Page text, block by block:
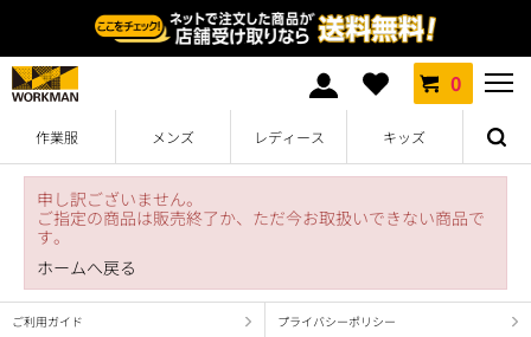
0
作業服 メンズ レディース キッズ
申し訳ございません。
ご指定の商品は販売終了か、ただ今お取扱いできない商品で
す。
ホームへ戻る
ご利用ガイド プライバシーポリシー